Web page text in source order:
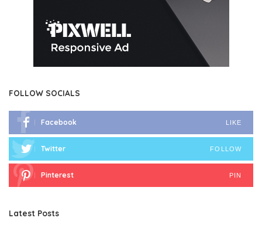
FOLLOW SOCIALS
Facebook LIKE
Twitter FOLLOW
Pinterest PIN
Latest Posts